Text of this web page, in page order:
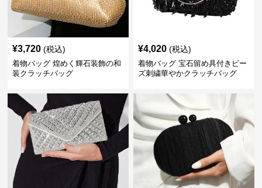
¥3,720 (税込)
着物バッグ 煌めく輝石装飾の和
装クラッチバッグ
¥4,020 (税込)
着物バッグ 宝石留め具付きビー
ズ刺繍華やかクラッチバッグ